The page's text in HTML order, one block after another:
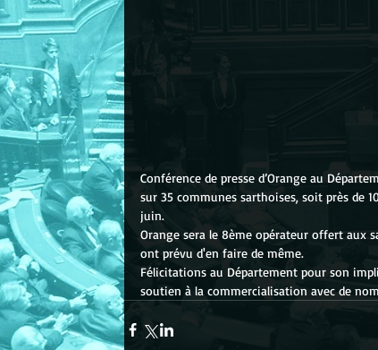
Conférence de presse d’Orange au
sur 35 communes sarthoises, soit près de
juin.
Orange sera le 8ème opérateur offert aux
ont prévu d'en faire de même.
Félicitations au Département pour son
soutien à la commercialisation avec de